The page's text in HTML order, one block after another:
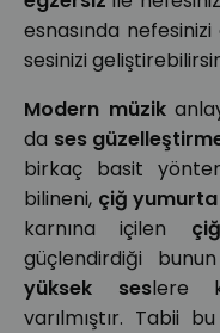
esnasında
sesinizi
Modern müzik
da ses
birkaç basit
bilineni, çiğ
karnına içilen
güçlendirdiği
yüksek seslere
varılmıştır. Tabii